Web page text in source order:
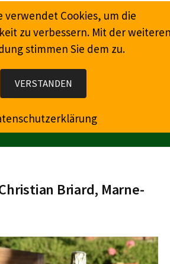
Prosecco, Feinkost, Präsente
Briard, Marne-
verwendet Cookies, um die
zu verbessern. Mit der
stimmen Sie dem zu.
VERSTANDEN